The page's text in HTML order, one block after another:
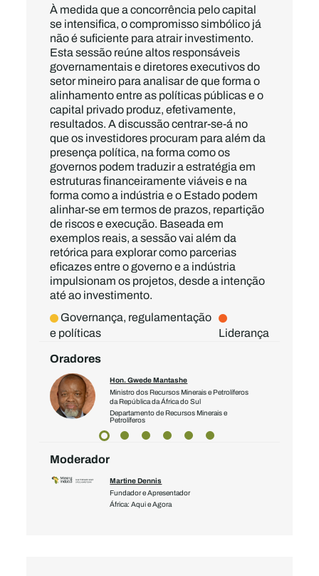
À medida que a concorrência pelo capital
se intensifica, o compromisso simbólico já
não é suficiente para atrair investimento.
Esta sessão reúne altos responsáveis
governamentais e diretores executivos do
setor mineiro para analisar de que forma o
alinhamento entre as políticas públicas e o
capital privado produz, efetivamente,
resultados. A discussão centrar-se-á no
que os investidores procuram para além da
presença política, na forma como os
governos podem traduzir a estratégia em
estruturas financeiramente viáveis e na
forma como a indústria e o Estado podem
alinhar-se em termos de prazos, repartição
de riscos e execução. Baseada em
exemplos reais, a sessão vai além da
retórica para explorar como parcerias
eficazes entre o governo e a indústria
impulsionam os projetos, desde a intenção
até ao investimento.
Governança, regulamentação
e políticas
Liderança
Oradores
Hon. Gwede Mantashe
Ministro dos Recursos Minerais e Petrolíferos
da República da África do Sul
Departamento de Recursos Minerais e
Petrolíferos
Moderador
Martine Dennis
Fundador e Apresentador
África: Aqui e Agora